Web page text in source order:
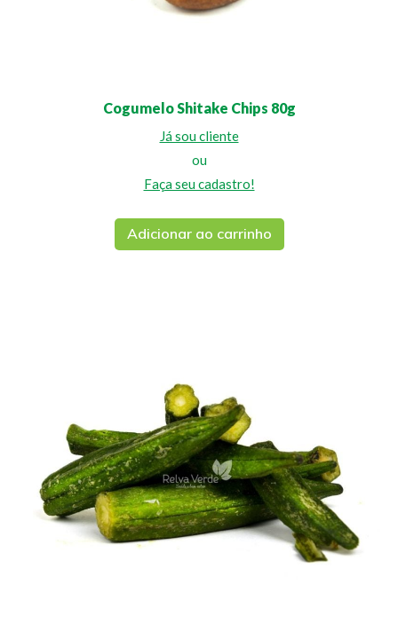
Cogumelo Shitake Chips 80g
Já sou cliente
ou
Faça seu cadastro!
Adicionar ao carrinho